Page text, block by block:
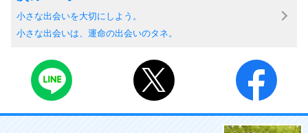
小さな出会いを大切にしよう。
小さな出会いは、運命の出会いのタネ。